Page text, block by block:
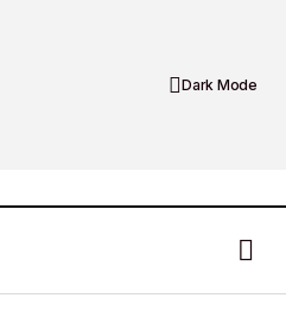
Dark Mode